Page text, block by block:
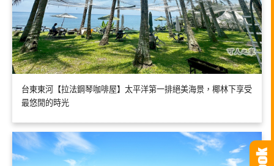
台東東河【拉法鋼琴咖啡屋】太平洋第一排絕美海景，椰林下享受
最悠閒的時光